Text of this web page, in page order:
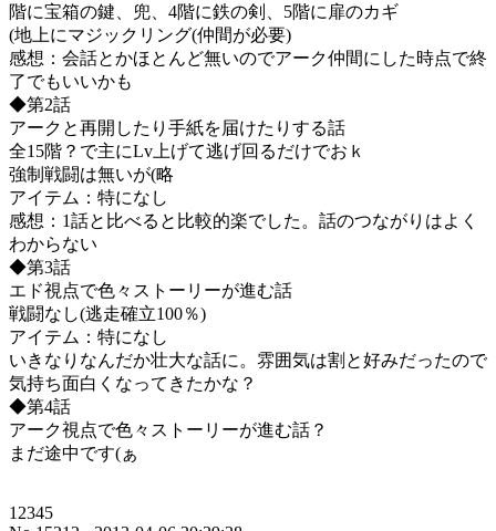
階に宝箱の鍵、兜、4階に鉄の剣、5階に扉のカギ
(地上にマジックリング(仲間が必要)
感想：会話とかほとんど無いのでアーク仲間にした時点で終
了でもいいかも
◆第2話
アークと再開したり手紙を届けたりする話
全15階？で主にLv上げて逃げ回るだけでおｋ
強制戦闘は無いが(略
アイテム：特になし
感想：1話と比べると比較的楽でした。話のつながりはよく
わからない
◆第3話
エド視点で色々ストーリーが進む話
戦闘なし(逃走確立100％)
アイテム：特になし
いきなりなんだか壮大な話に。雰囲気は割と好みだったので
気持ち面白くなってきたかな？
◆第4話
アーク視点で色々ストーリーが進む話？
まだ途中です(ぁ
12345